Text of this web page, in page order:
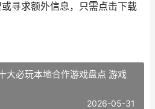
寻求额外信息，只需点击下载
大必玩本地合作游戏盘点 游戏
2026-05-31